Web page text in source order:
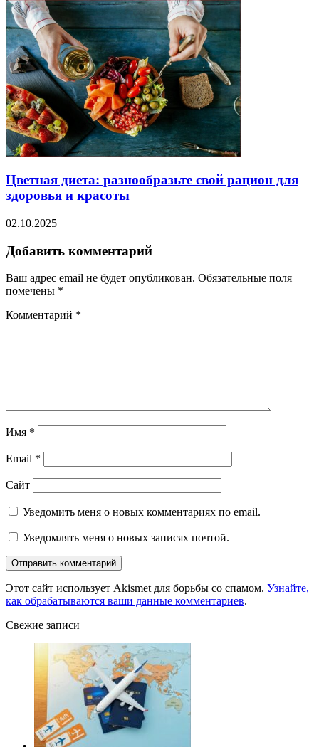
Цветная диета: разнообразьте свой рацион для
здоровья и красоты
02.10.2025
Добавить комментарий
Ваш адрес email не будет опубликован. Обязательные поля
помечены *
Комментарий *
Имя *
Email *
Сайт
Уведомить меня о новых комментариях по email.
Уведомлять меня о новых записях почтой.
Этот сайт использует Akismet для борьбы со спамом. Узнайте,
как обрабатываются ваши данные комментариев.
Свежие записи